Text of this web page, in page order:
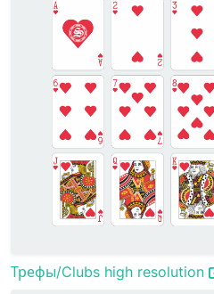
Трефы/Clubs high resolution